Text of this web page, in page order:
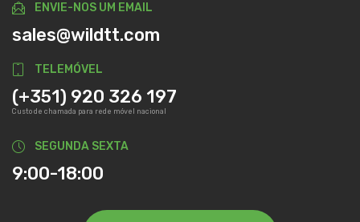
ENVIE-NOS UM EMAIL
sales@wildtt.com
TELEMÓVEL
(+351) 920 326 197
Custo de chamada para rede móvel nacional
SEGUNDA SEXTA
9:00-18:00